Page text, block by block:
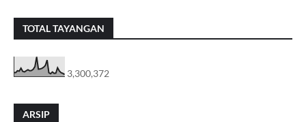
TOTAL TAYANGAN
3,300,372
ARSIP